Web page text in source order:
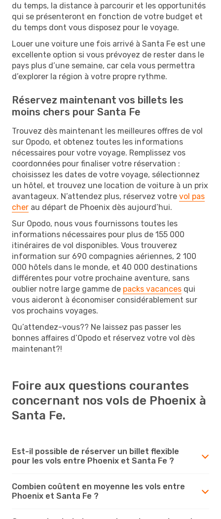
du temps, la distance à parcourir et les opportunités
qui se présenteront en fonction de votre budget et
du temps dont vous disposez pour le voyage.
Louer une voiture une fois arrivé à Santa Fe est une
excellente option si vous prévoyez de rester dans le
pays plus d’une semaine, car cela vous permettra
d’explorer la région à votre propre rythme.
Réservez maintenant vos billets les
moins chers pour Santa Fe
Trouvez dès maintenant les meilleures offres de vol
sur Opodo, et obtenez toutes les informations
nécessaires pour votre voyage. Remplissez vos
coordonnées pour finaliser votre réservation :
choisissez les dates de votre voyage, sélectionnez
un hôtel, et trouvez une location de voiture à un prix
avantageux. N’attendez plus, réservez votre vol pas
cher au départ de Phoenix dès aujourd’hui.
Sur Opodo, nous vous fournissons toutes les
informations nécessaires pour plus de 155 000
itinéraires de vol disponibles. Vous trouverez
information sur 690 compagnies aériennes, 2 100
000 hôtels dans le monde, et 40 000 destinations
différentes pour votre prochaine aventure, sans
oublier notre large gamme de packs vacances qui
vous aideront à économiser considérablement sur
vos prochains voyages.
Qu’attendez-vous?? Ne laissez pas passer les
bonnes affaires d’Opodo et réservez votre vol dès
maintenant?!
Foire aux questions courantes
concernant nos vols de Phoenix à
Santa Fe.
Est-il possible de réserver un billet flexible
pour les vols entre Phoenix et Santa Fe ?
Combien coûtent en moyenne les vols entre
Phoenix et Santa Fe ?